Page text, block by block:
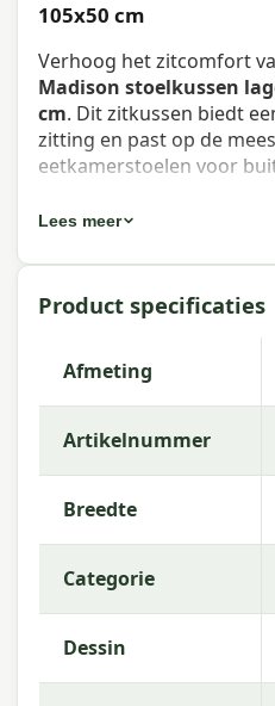
105x50 cm
Verhoog het zitcomfort
Madison stoelkussen
cm. Dit zitkussen biedt
zitting en past op de
eetkamerstoelen voor
Eigenschappen
lage rug Nox dust
Artikelnummer:
Madison
Kleur:dust
Afmeting:Ca. 105x50 cm
Vulling:Mix SG-20
Kleurechtheid:6 of 8
Garantie:
Lees meer
Product specificaties
Afmeting
Artikelnummer
Breedte
Categorie
Dessin